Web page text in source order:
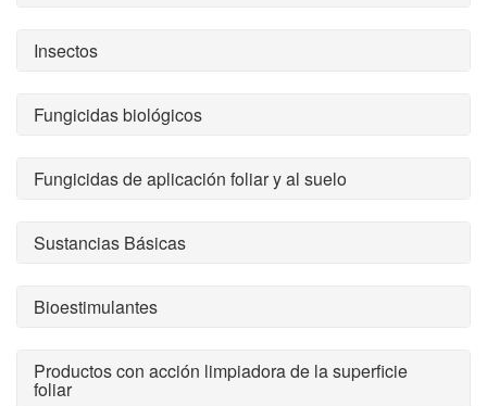
Insectos
Fungicidas biológicos
Fungicidas de aplicación foliar y al suelo
Sustancias Básicas
Bioestimulantes
Productos con acción limpiadora de la superficie
foliar